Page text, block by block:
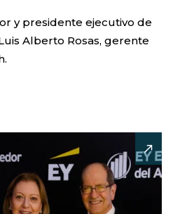
y presidente ejecutivo de
Alberto Rosas, gerente